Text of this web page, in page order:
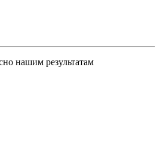
нашим результатам